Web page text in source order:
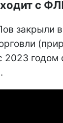
с
закрыли в
2023 годом